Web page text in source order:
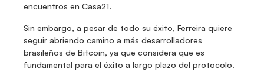
encuentros en Casa21.
Sin embargo, a pesar de todo su éxito, Ferreira quiere
seguir abriendo camino a más desarrolladores
brasileños de Bitcoin, ya que considera que es
fundamental para el éxito a largo plazo del protocolo.